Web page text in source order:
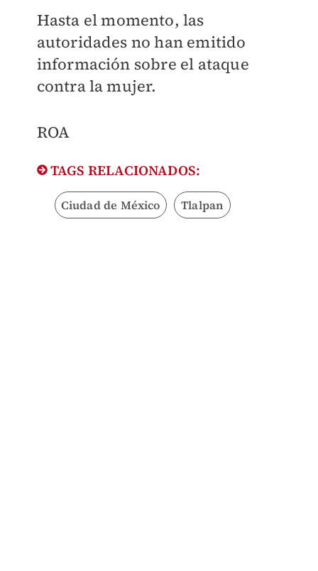
Hasta el momento, las
autoridades no han emitido
información sobre el ataque
contra la mujer.
ROA
TAGS RELACIONADOS:
Ciudad de México Tlalpan